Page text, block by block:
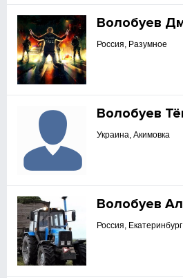
Волобуев
Россия, Разумное
Волобуев
Украина, Акимовка
Волобуев
Россия, Екатеринбург